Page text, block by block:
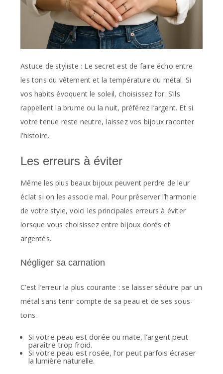
Astuce de styliste : Le secret est de faire écho entre
les tons du vêtement et la température du métal. Si
vos habits évoquent le soleil, choisissez l’or. S’ils
rappellent la brume ou la nuit, préférez l’argent. Et si
votre tenue reste neutre, laissez vos bijoux raconter
l’histoire.
Les erreurs à éviter
Même les plus beaux bijoux peuvent perdre de leur
éclat si on les associe mal. Pour préserver l’harmonie
de votre style, voici les principales erreurs à éviter
lorsque vous choisissez entre bijoux dorés et
argentés.
Négliger sa carnation
C’est l’erreur la plus courante : se laisser séduire par un
métal sans tenir compte de sa peau et de ses sous-
tons.
Si votre peau est dorée ou mate, l’argent peut
paraître trop froid.
Si votre peau est rosée, l’or peut parfois écraser
la lumière naturelle.